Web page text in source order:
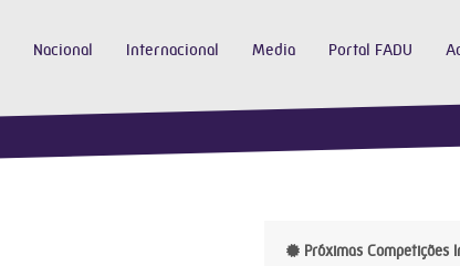
Nacional Internacional Media Portal FADU
Próximas Competições